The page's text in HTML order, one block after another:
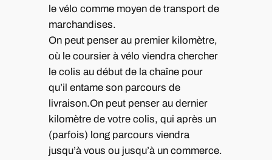
le vélo comme moyen de transport de
marchandises.
On peut penser au premier kilomètre,
où le coursier à vélo viendra chercher
le colis au début de la chaîne pour
qu’il entame son parcours de
livraison.On peut penser au dernier
kilomètre de votre colis, qui après un
(parfois) long parcours viendra
jusqu’à vous ou jusqu’à un commerce.